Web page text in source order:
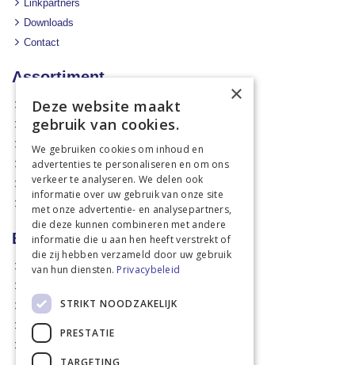
Linkpartners
Downloads
Contact
Assortiment
Aanbiedingen
Mechanisatie
Stal & Erf
Weidetechniek
Dierbenodigdheden
Actiefolders
Betalen en verzenden
Hoe bestellen?
Afhaalmogelijkheden
Verzendkosten
Retouren
×
Deze website maakt
gebruik van cookies.
We gebruiken cookies om inhoud en
advertenties te personaliseren en om ons
verkeer te analyseren. We delen ook
informatie over uw gebruik van onze site
met onze advertentie- en analysepartners,
die deze kunnen combineren met andere
informatie die u aan hen heeft verstrekt of
die zij hebben verzameld door uw gebruik
van hun diensten. Privacybeleid
STRIKT NOODZAKELIJK
PRESTATIE
TARGETING